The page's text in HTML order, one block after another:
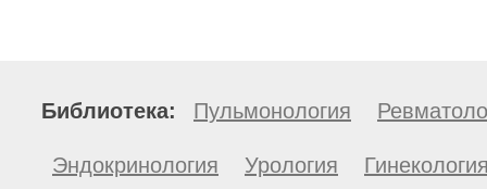
Библиотека: Пульмонология
Эндокринология Урология